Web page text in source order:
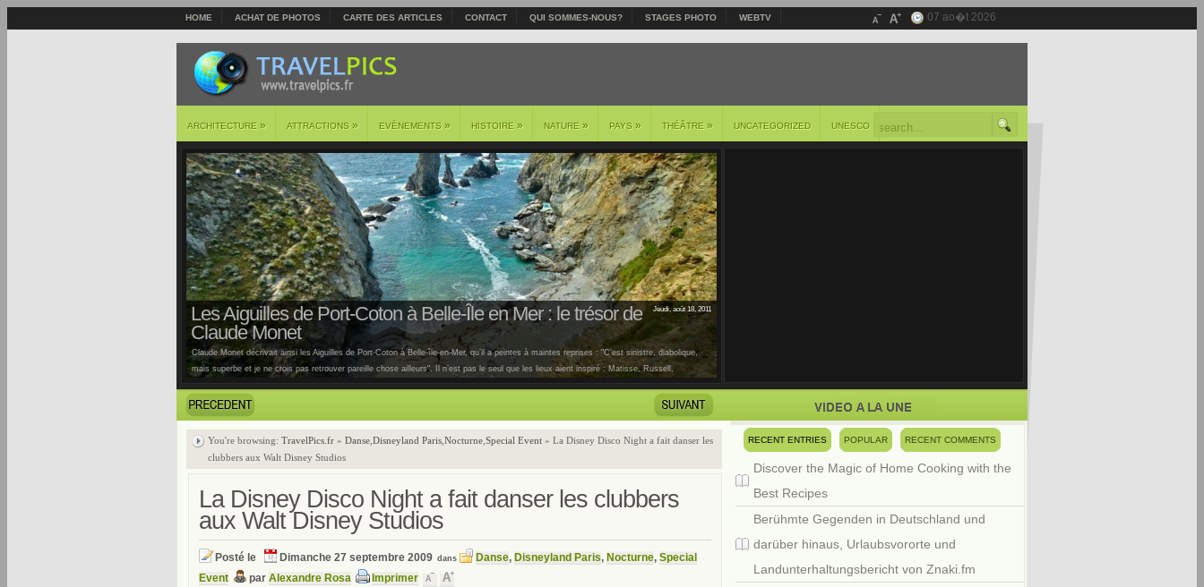
HOME ACHAT DE PHOTOS CARTE DES ARTICLES CONTACT QUI SOMMES-NOUS? STAGES PHOTO WEBTV 07 ao�t 2026
ARCHITECTURE » ATTRACTIONS » EVÈNEMENTS » HISTOIRE » NATURE » PAYS » THÉÂTRE » UNCATEGORIZED UNESCO
Jeudi, août 18, 2011
Les Aiguilles de Port-Coton à Belle-Île en Mer : le trésor de
Claude Monet
Claude Monet décrivait ainsi les Aiguilles de Port-Coton à Belle-île-en-Mer, qu’il a peintes à maintes reprises : "C’est sinistre, diabolique,
mais superbe et je ne crois pas retrouver pareille chose ailleurs". Il n’est pas le seul que les lieux aient inspiré : Matisse, Russell,
You're browsing: TravelPics.fr » Danse Disneyland Paris Nocturne Special Event » La Disney Disco Night a fait danser les
clubbers aux Walt Disney Studios
La Disney Disco Night a fait danser les clubbers
aux Walt Disney Studios
Posté le Dimanche 27 septembre 2009 dans Danse, Disneyland Paris, Nocturne, Special
Event
par Alexandre Rosa Imprimer
RECENT ENTRIES POPULAR RECENT COMMENTS
Discover the Magic of Home Cooking with the
Best Recipes
Berühmte Gegenden in Deutschland und
darüber hinaus, Urlaubsvororte und
Landunterhaltungsbericht von Znaki.fm